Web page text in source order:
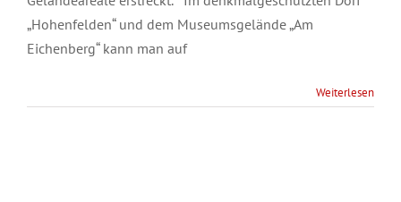
„Hohenfelden“ und dem Museumsgelände „Am
Eichenberg“ kann man auf
Weiterlesen